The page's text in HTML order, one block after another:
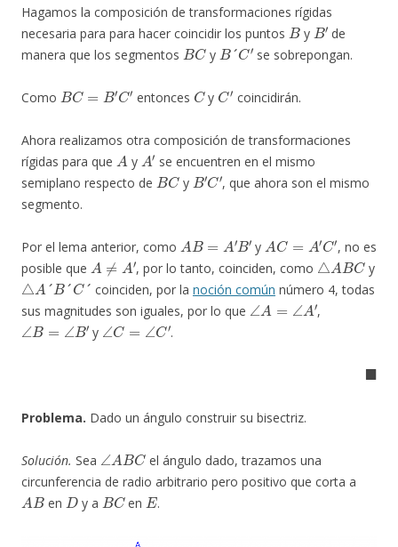
Hagamos la composición de transformaciones rígidas
necesaria para para hacer coincidir los puntos
B
y
B′
de
manera que los segmentos
BC
y
B´C′
se sobrepongan.
Como
BC= C′
entonces
C
y
C′
coincidirán.
Ahora realizamos otra composición de transformaciones
rígidas para que
A
y
A′
se encuentren en el mismo
semiplano respecto de
BC
y
B′C′
, que ahora son el mismo
segmento.
Por el lema anterior, como
A B= B
y
A C= ′
, no es
posible que
A≠A′
, por lo tanto, coinciden, como
△ABC
y
△A´B´C´
coinciden, por la noción común número 4, todas
sus magnitudes son iguales, por lo que
∠A=∠A′
,
∠B=∠B′
y
∠C=∠C′
.
◼
Problema. Dado un ángulo construir su bisectriz.
Solución. Sea
∠ A B C
el ángulo dado, trazamos una
circunferencia de radio arbitrario pero positivo que corta a
AB
en
D
y a
BC
en
E
.